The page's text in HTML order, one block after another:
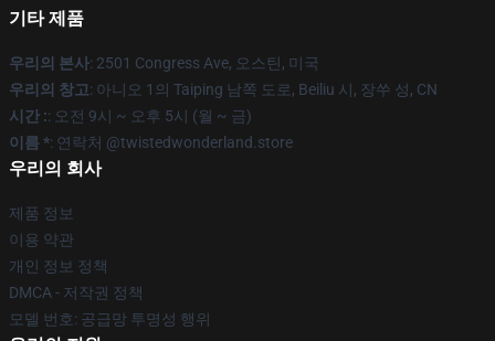
기타 제품
우리의 본사: 2501 Congress Ave, 오스틴, 미국
우리의 창고: 아니오 1의 Taiping 남쪽 도로, Beiliu 시, 장쑤 성, CN
시간 :: 오전 9시 ~ 오후 5시 (월 ~ 금)
이름 *: 연락처 @twistedwonderland.store
우리의 회사
제품 정보
이용 약관
개인 정보 정책
DMCA - 저작권 정책
모델 번호: 공급망 투명성 행위